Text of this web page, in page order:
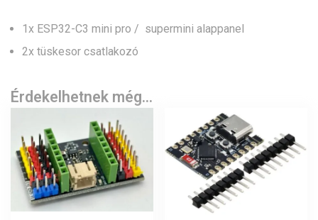
1x ESP32-C3 mini pro / supermini alappanel
2x tüskesor csatlakozó
Érdekelhetnek még…